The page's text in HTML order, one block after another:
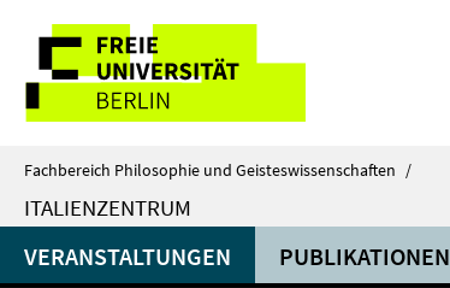
direkt
Inhalt
Service-
Navigation
Fachbereich Philosophie und Geisteswissenschaften /
ITALIENZENTRUM
VERANSTALTUNGEN PUBLIKATIONEN